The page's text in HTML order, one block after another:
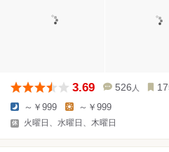
3.69 526 人
～￥999 ～￥999
火曜日、水曜日、木曜日